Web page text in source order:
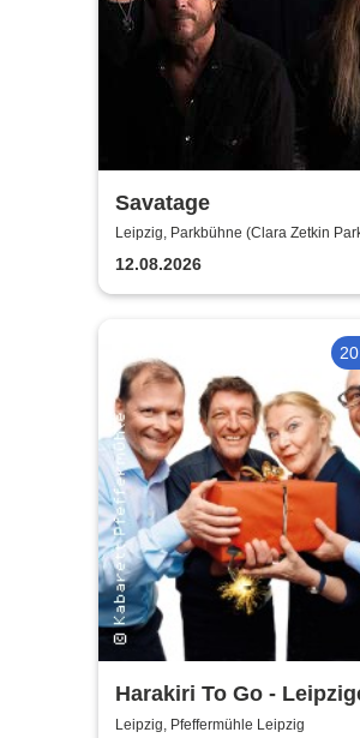
Savatage
Leipzig, Parkbühne (Clara Zetkin
12.08.2026
Harakiri To Go -
Pfeffermühle
Leipzig, Pfeffermühle Leipzig